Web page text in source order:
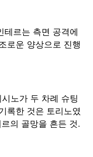
테르는 측면 공격에
로운 양상으로 진행
노가 두 차례 슈팅
록한 것은 토리노였
의 골망을 흔든 것.